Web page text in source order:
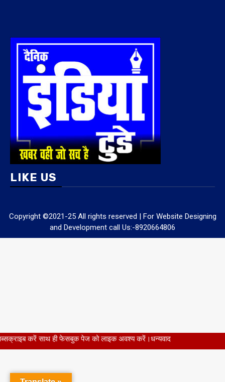
LIKE US
Copyright ©2021-25 All rights reserved | For Website Designing
and Development call Us:-8920664806
फेसबुक पेज को लाइक अवश्य करें।धन्यवाद